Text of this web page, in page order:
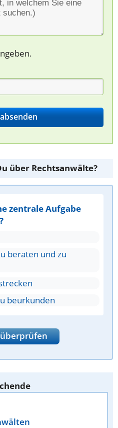
über Rechtsanwälte?
zentrale Aufgabe
beraten und zu
beurkunden